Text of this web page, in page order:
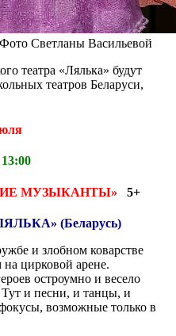
Светланы Васильевой
театра «Лялька» будут
театров Беларуси,
МУЗЫКАНТЫ» 5+
(Беларусь)
и злобном коварстве
на цирковой арене.
остроумно и весело
и песни, и танцы, и
возможные только в